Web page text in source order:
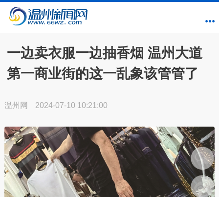
一边卖衣服一边抽香烟 温州大道
第一商业街的这一乱象该管管了
温州网 2024-07-10 10:21:00